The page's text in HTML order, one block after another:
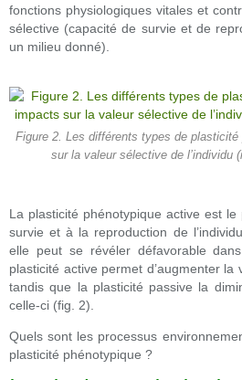
fonctions physiologiques vitales et
sélective (capacité de survie et de
un milieu donné).
Figure 2. Les différents types de
sur la valeur sélective de l’individu
La plasticité phénotypique active est
survie et à la reproduction de
elle peut se révéler défavorable
plasticité active permet d’augmenter la
tandis que la plasticité passive la
celle-ci (fig. 2).
Quels sont les processus
plasticité phénotypique ?